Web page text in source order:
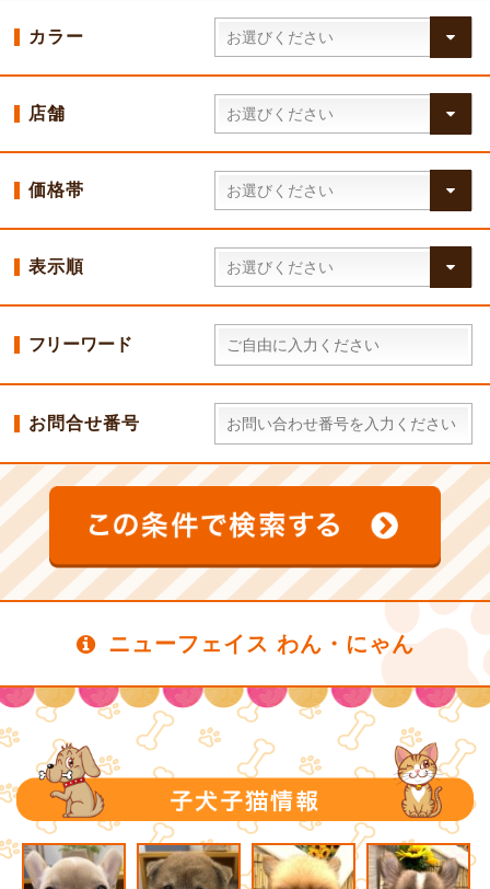
カラー
店舗
価格帯
表示順
フリーワード
お問合せ番号
ニューフェイス わん・にゃん